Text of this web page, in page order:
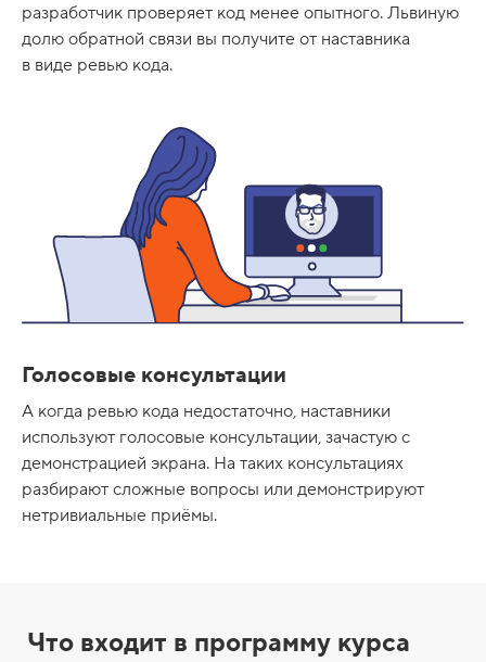
разработчик проверяет код менее опытного. Львиную
долю обратной связи вы получите от наставника
в виде ревью кода.
Голосовые консультации
А когда ревью кода недостаточно, наставники
используют голосовые консультации, зачастую с
демонстрацией экрана. На таких консультациях
разбирают сложные вопросы или демонстрируют
нетривиальные приёмы.
Что входит в программу курса